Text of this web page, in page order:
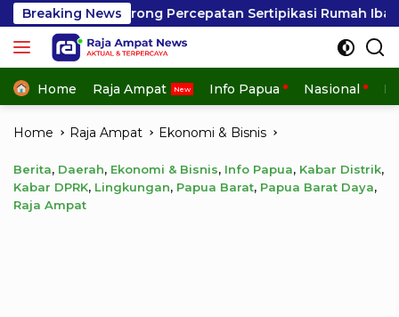
Skip
to
content
Breaking NewsSertipikasi Rumah Ibadah di NTT, Target Jadi
Home Raja Ampat Info Papua Nasional
Home Raja Ampat Ekonomi & Bisnis
Berita, Daerah, Ekonomi & Bisnis, Info Papua, Kabar Distrik,
Kabar DPRK, Lingkungan, Papua Barat, Papua Barat Daya,
Raja Ampat